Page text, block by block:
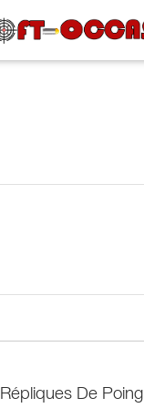
Répliques De Poing